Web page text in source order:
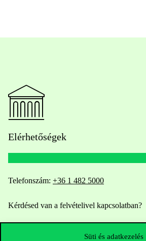
Süti és adatkezelés
Elérhetőségek
Telefonszám: +36 1 482 5000
Kérdésed van a felvételivel kapcsolatban?